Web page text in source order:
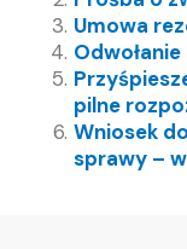
Umowa
pilne
Wniosek
sprawy –